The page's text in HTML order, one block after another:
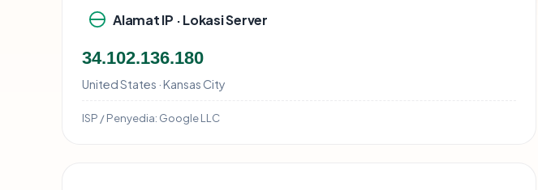
Alamat IP · Lokasi Server
34.102.136.180
United States · Kansas City
ISP / Penyedia: Google LLC